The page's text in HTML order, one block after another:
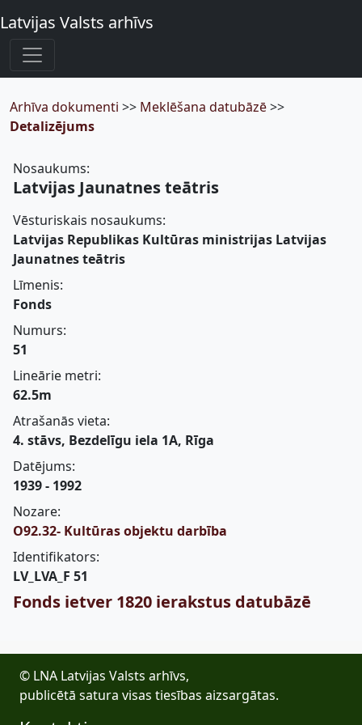
Latvijas Valsts arhīvs
Arhīva dokumenti >> Meklēšana datubāzē>>
Detalizējums
Nosaukums:
Latvijas Jaunatnes teātris
Vēsturiskais nosaukums:
Latvijas Republikas Kultūras ministrijas Latvijas
Jaunatnes teātris
Līmenis:
Fonds
Numurs:
51
Lineārie metri:
62.5m
Atrašanās vieta:
4. stāvs, Bezdelīgu iela 1A, Rīga
Datējums:
1939 - 1992
Nozare:
O92.32- Kultūras objektu darbība
Identifikators:
LV_LVA_F 51
Fonds ietver 1820 ierakstus datubāzē
© LNA Latvijas Valsts arhīvs,
publicētā satura visas tiesības aizsargātas.